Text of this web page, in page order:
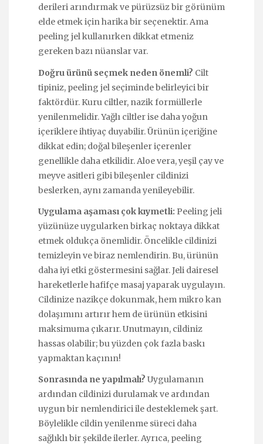
derileri arındırmak ve pürüzsüz bir görünüm
elde etmek için harika bir seçenektir. Ama
peeling jel kullanırken dikkat etmeniz
gereken bazı nüanslar var.
Doğru ürünü seçmek neden önemli? Cilt
tipiniz, peeling jel seçiminde belirleyici bir
faktördür. Kuru ciltler, nazik formüllerle
yenilenmelidir. Yağlı ciltler ise daha yoğun
içeriklere ihtiyaç duyabilir. Ürünün içeriğine
dikkat edin; doğal bileşenler içerenler
genellikle daha etkilidir. Aloe vera, yeşil çay ve
meyve asitleri gibi bileşenler cildinizi
beslerken, aynı zamanda yenileyebilir.
Uygulama aşaması çok kıymetli: Peeling jeli
yüzünüze uygularken birkaç noktaya dikkat
etmek oldukça önemlidir. Öncelikle cildinizi
temizleyin ve biraz nemlendirin. Bu, ürünün
daha iyi etki göstermesini sağlar. Jeli dairesel
hareketlerle hafifçe masaj yaparak uygulayın.
Cildinize nazikçe dokunmak, hem mikro kan
dolaşımını artırır hem de ürünün etkisini
maksimuma çıkarır. Unutmayın, cildiniz
hassas olabilir; bu yüzden çok fazla baskı
yapmaktan kaçının!
Sonrasında ne yapılmalı? Uygulamanın
ardından cildinizi durulamak ve ardından
uygun bir nemlendirici ile desteklemek şart.
Böylelikle cildin yenilenme süreci daha
sağlıklı bir şekilde ilerler. Ayrıca, peeling